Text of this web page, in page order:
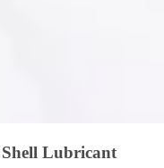
Lubricant